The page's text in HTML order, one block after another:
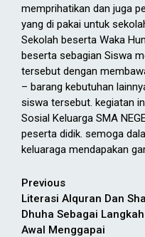
memprihatikan dan juga
yang di pakai untuk
Sekolah beserta Waka
beserta sebagian Siswa
tersebut dengan
– barang kebutuhan
siswa tersebut. kegiatan
Sosial Keluarga SMA
peserta didik. semoga
keluaraga mendapakan
Continue
Reading
Previous
Literasi Alquran Dan
Dhuha Sebagai Langkah
Awal Menggapai